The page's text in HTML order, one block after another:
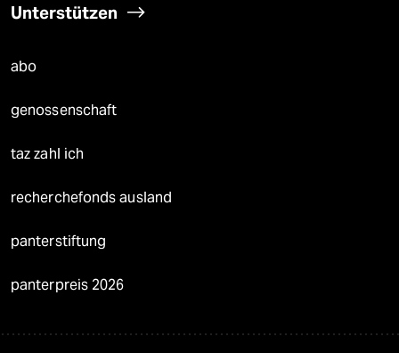
Unterstützen
abo
genossenschaft
taz zahl ich
recherchefonds ausland
panterstiftung
panterpreis 2026